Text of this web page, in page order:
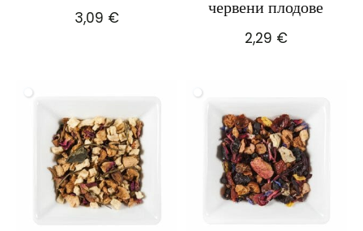
3,09 €
червени плодове
2,29 €